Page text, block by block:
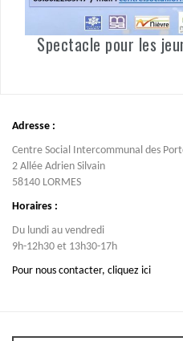
Spectacle pour les
Adresse :
Centre Social Intercommunal des
2 Allée Adrien Silvain
58140 LORMES
Horaires :
Du lundi au vendredi
9h-12h30 et 13h30-17h
Pour nous contacter, cliquez ici